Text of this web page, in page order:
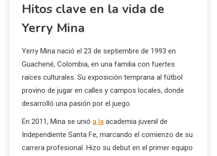
Hitos clave en la vida de
Yerry Mina
Yerry Mina nació el 23 de septiembre de 1993 en
Guachené, Colombia, en una familia con fuertes
raíces culturales. Su exposición temprana al fútbol
provino de jugar en calles y campos locales, donde
desarrolló una pasión por el juego.
En 2011, Mina se unió a la academia juvenil de
Independiente Santa Fe, marcando el comienzo de su
carrera profesional. Hizo su debut en el primer equipo